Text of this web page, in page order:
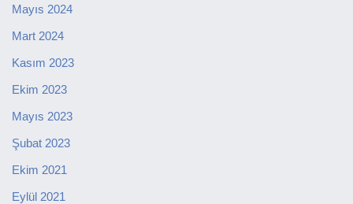
Mayıs 2024
Mart 2024
Kasım 2023
Ekim 2023
Mayıs 2023
Şubat 2023
Ekim 2021
Eylül 2021